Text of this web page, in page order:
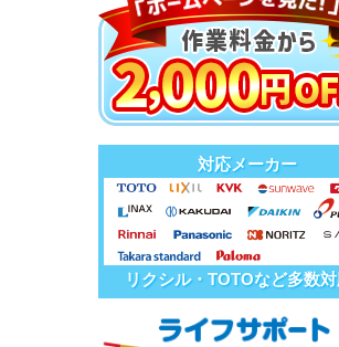
対応メーカー
リクシル・TOTOなど多数対